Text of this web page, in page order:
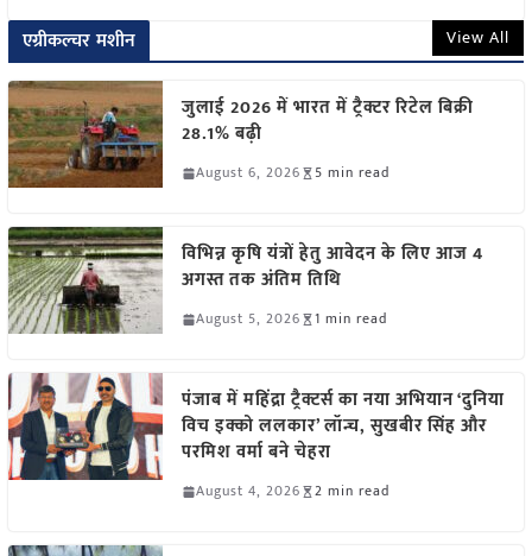
एग्रीकल्चर मशीन View All
जुलाई 2026 में भारत में ट्रैक्टर रिटेल बिक्री
28.1% बढ़ी
August 6, 2026 5 min read
विभिन्न कृषि यंत्रों हेतु आवेदन के लिए आज 4
अगस्त तक अंतिम तिथि
August 5, 2026 1 min read
पंजाब में महिंद्रा ट्रैक्टर्स का नया अभियान ‘दुनिया
विच इक्को ललकार’ लॉन्च, सुखबीर सिंह और
परमिश वर्मा बने चेहरा
August 4, 2026 2 min read